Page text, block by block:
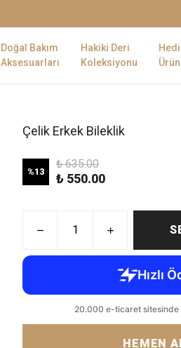
Doğal Bakım
Aksesuarları
Hakiki Deri
Koleksiyonu
Ürün
Çelik Erkek Bileklik
%13
₺ 635.00
₺ 550.00
HEMEN